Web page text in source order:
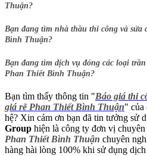
Thuận?
Bạn đang tìm nhà thầu thi công và sửa
Bình Thuận?
Bạn đang tìm dịch vụ đóng các loại
Phan Thiết Bình Thuận?
Bạn tìm thấy thông tin "Báo giá thi
giá rẽ Phan Thiết Bình Thuận" của
hệ? Xin cám ơn bạn đã tin tưởng sử
Group hiện là công ty đơn vị chuyên
Phan Thiết Bình Thuận chuyên
hàng hài lòng 100% khi sử dụng